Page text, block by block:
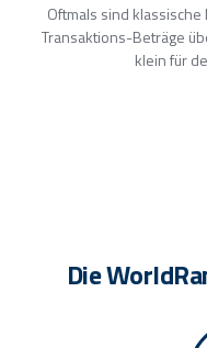
Oftmals sind
Transaktions-Beträge
klein für
Die